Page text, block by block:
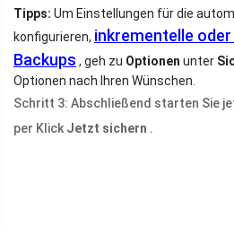
Tipps: Um Einstellungen für die
konfigurieren, inkrementelle
Backups , geh zu Optionen unter
Optionen nach Ihren Wünschen.
Schritt 3: Abschließend starten Sie
per Klick Jetzt sichern .